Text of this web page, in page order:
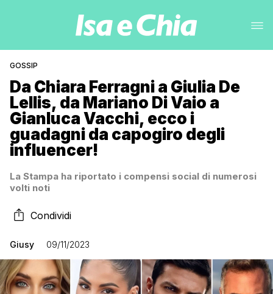
GOSSIP
Da Chiara Ferragni a Giulia De
Lellis, da Mariano Di Vaio a
Gianluca Vacchi, ecco i
guadagni da capogiro degli
influencer!
La Stampa ha riportato i compensi social di numerosi
volti noti
Condividi
Giusy 09/11/2023